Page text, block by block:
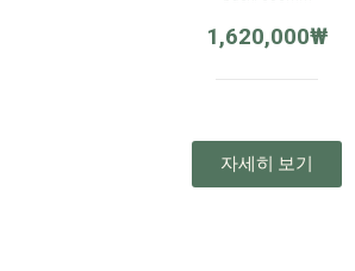
1,620,000₩
자세히 보기